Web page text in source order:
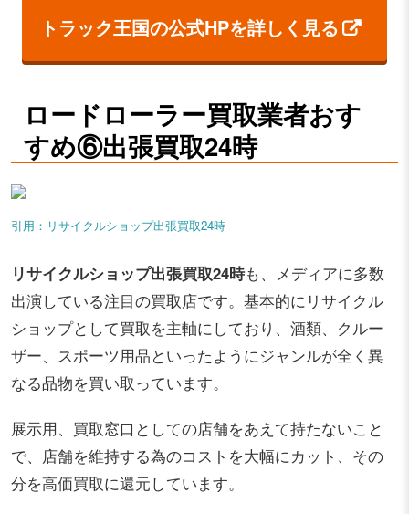
トラック王国の公式HPを詳しく見る
ロードローラー買取業者おす
すめ⑥出張買取24時
引用：リサイクルショップ出張買取24時
リサイクルショップ出張買取24時も、メディアに多数
出演している注目の買取店です。基本的にリサイクル
ショップとして買取を主軸にしており、酒類、クルー
ザー、スポーツ用品といったようにジャンルが全く異
なる品物を買い取っています。
展示用、買取窓口としての店舗をあえて持たないこと
で、店舗を維持する為のコストを大幅にカット、その
分を高価買取に還元しています。